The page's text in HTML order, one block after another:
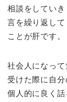
相談をしてい
言を繰り返し
ことが肝です。
社会人になっ
受けた際に自
個人的に良く